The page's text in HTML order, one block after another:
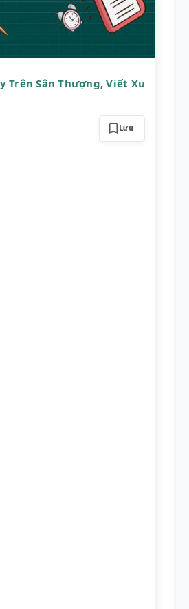
Trên Sân Thượng, Viết Xu
Lưu